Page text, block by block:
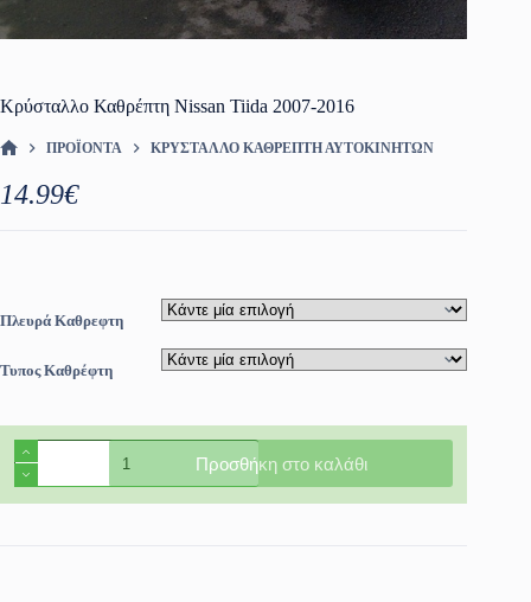
Κρύσταλλο Καθρέπτη Nissan Tiida 2007-2016
ΠΡΟΪΌΝΤΑ ΚΡΎΣΤΑΛΛΟ ΚΑΘΡΈΠΤΗ ΑΥΤΟΚΙΝΗΤΩΝ
14.99€
Πλευρά Καθρεφτη
Τυπος Καθρέφτη
Κρύσταλλο
Καθρέπτη
Nissan
Tiida
Προσθήκη στο καλάθι